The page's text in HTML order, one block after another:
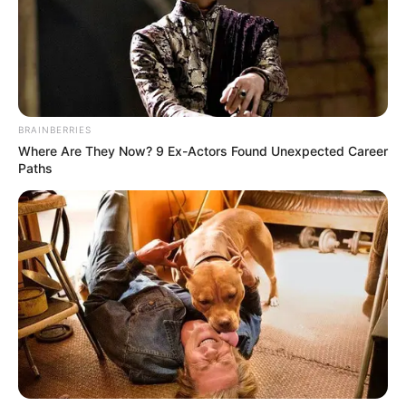
posibles cierres viales o desvíos.
BRAINBERRIES
Where Are They Now? 9 Ex-Actors Found Unexpected Career
Paths